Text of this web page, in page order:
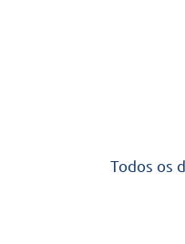
Todos os